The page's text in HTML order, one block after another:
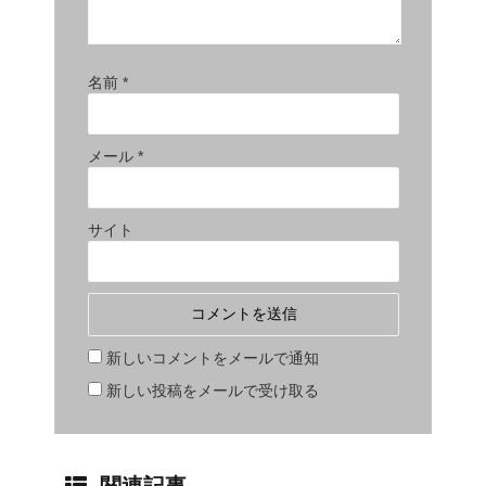
名前 *
メール *
サイト
新しいコメントをメールで通知
新しい投稿をメールで受け取る